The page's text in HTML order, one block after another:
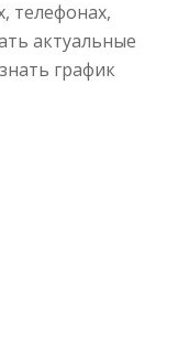
телефонах,
актуальные
график